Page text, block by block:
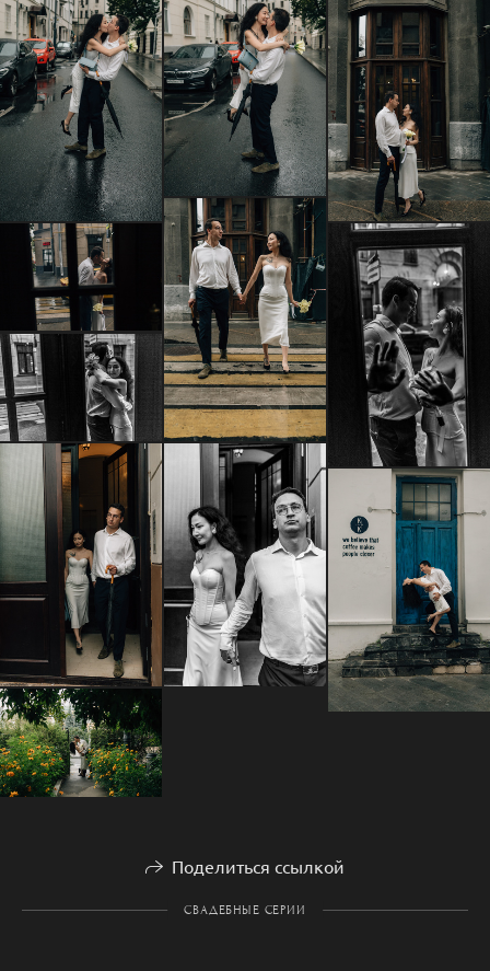
Поделиться ссылкой
СВАДЕБНЫЕ СЕРИИ